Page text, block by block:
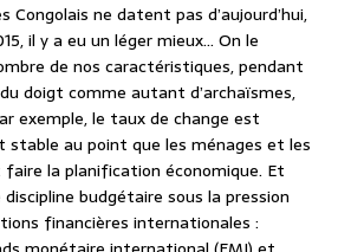
Congolais ne datent pas d’aujourd’hui,
il y a eu un léger mieux… On le
de nos caractéristiques, pendant
doigt comme autant d’archaïsmes,
exemple, le taux de change est
au point que les ménages et les
la planification économique. Et
discipline budgétaire sous la pression
financières internationales :